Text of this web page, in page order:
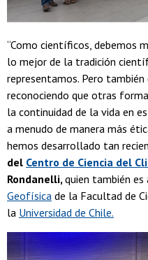
“Como científicos, debemos
lo mejor de la tradición
representamos. Pero
reconociendo que otras
la continuidad de la vida en
a menudo de manera más
hemos desarrollado tan
del Centro de Ciencia del
Rondanelli,quien también es
Geofísica de la Facultad de
la Universidad de Chile.